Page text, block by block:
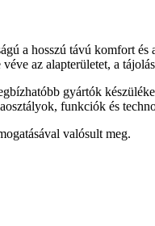
a hosszú távú komfort
az alapterületet, a
gyártók
funkciók és
valósult meg.